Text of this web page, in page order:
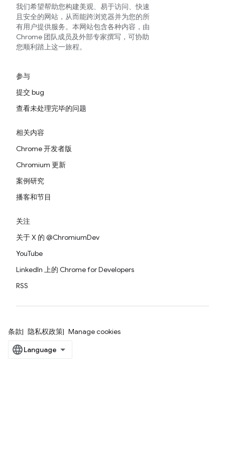
我们希望帮助您构建美观、易于访问、快速
且安全的网站，从而能跨浏览器并为您的所
有用户提供服务。本网站包含各种内容，由
Chrome 团队成员及外部专家撰写，可协助
您顺利踏上这一旅程。
参与
提交 bug
查看未处理完毕的问题
相关内容
Chrome 开发者版
Chromium 更新
案例研究
播客和节目
关注
关于 X 的 @ChromiumDev
YouTube
LinkedIn 上的 Chrome for Developers
RSS
条款 隐私权政策 Manage cookies